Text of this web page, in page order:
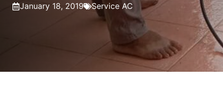
January 18, 2019 Service AC